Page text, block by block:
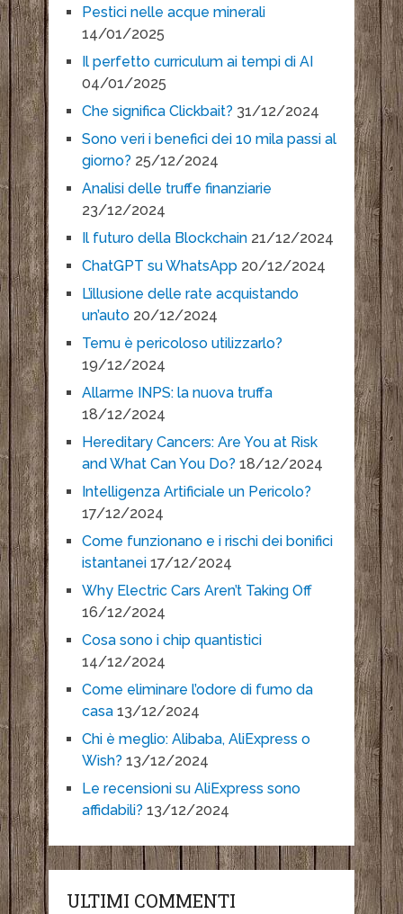
Pestici nelle acque minerali
14/01/2025
Il perfetto curriculum ai tempi di AI
04/01/2025
Che significa Clickbait? 31/12/2024
Sono veri i benefici dei 10 mila passi al
giorno? 25/12/2024
Analisi delle truffe finanziarie
23/12/2024
Il futuro della Blockchain 21/12/2024
ChatGPT su WhatsApp 20/12/2024
L’illusione delle rate acquistando
un’auto 20/12/2024
Temu è pericoloso utilizzarlo?
19/12/2024
Allarme INPS: la nuova truffa
18/12/2024
Hereditary Cancers: Are You at Risk
and What Can You Do? 18/12/2024
Intelligenza Artificiale un Pericolo?
17/12/2024
Come funzionano e i rischi dei bonifici
istantanei 17/12/2024
Why Electric Cars Aren’t Taking Off
16/12/2024
Cosa sono i chip quantistici
14/12/2024
Come eliminare l’odore di fumo da
casa 13/12/2024
Chi è meglio: Alibaba, AliExpress o
Wish? 13/12/2024
Le recensioni su AliExpress sono
affidabili? 13/12/2024
ULTIMI COMMENTI